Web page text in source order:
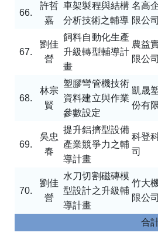
66.
許哲
嘉
車架製程與結構
分析技術之輔導
名高
限公司
67.
劉佳
營
飼料自動化生產
升級轉型輔導計
畫
農益
限公司
68.
林宗
賢
塑膠彎管機技術
資料建立與作業
參數設定
凱晟
份有
69.
吳忠
春
提升鋁擠型設備
產業競爭力之輔
導計畫
科登
司
70.
劉佳
營
水刀切割磁磚模
型設計之升級輔
導計畫
竹大
限公司
合